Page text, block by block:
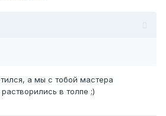
а мы с тобой мастера
в толпе ;)